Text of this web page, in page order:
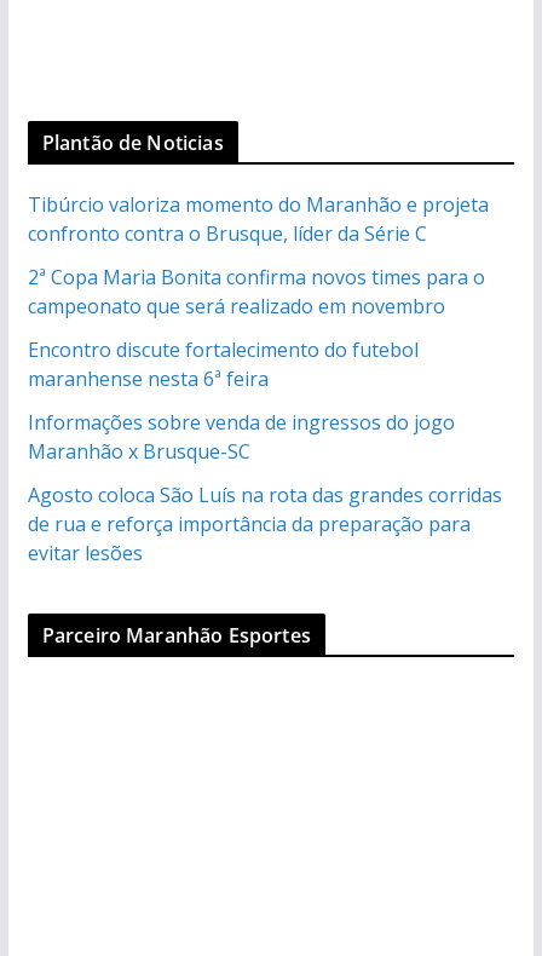
Plantão de Noticias
Tibúrcio valoriza momento do Maranhão e projeta
confronto contra o Brusque, líder da Série C
2ª Copa Maria Bonita confirma novos times para o
campeonato que será realizado em novembro
Encontro discute fortalecimento do futebol
maranhense nesta 6ª feira
Informações sobre venda de ingressos do jogo
Maranhão x Brusque-SC
Agosto coloca São Luís na rota das grandes corridas
de rua e reforça importância da preparação para
evitar lesões
Parceiro Maranhão Esportes